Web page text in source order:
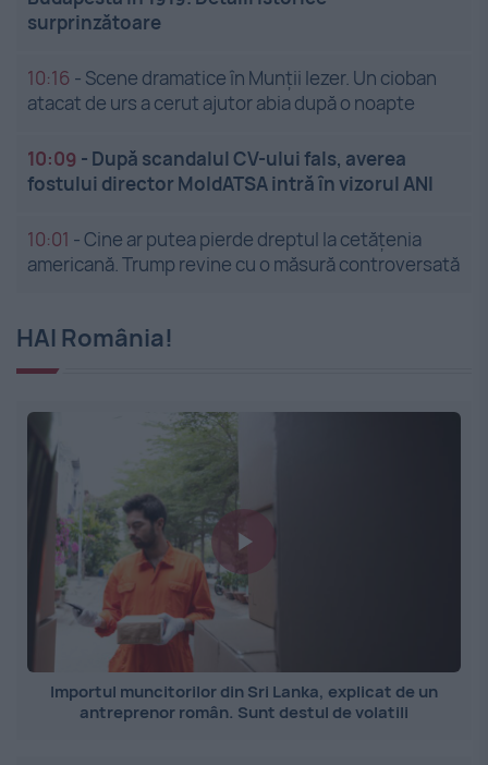
surprinzătoare
10:16 - Scene dramatice în Munții Iezer. Un cioban
atacat de urs a cerut ajutor abia după o noapte
10:09 - După scandalul CV-ului fals, averea
fostului director MoldATSA intră în vizorul ANI
10:01 -Cine ar putea pierde dreptul la cetățenia
americană. Trump revine cu o măsură controversată
HAI România!
Importul muncitorilor din Sri Lanka, explicat de un
antreprenor român. Sunt destul de volatili